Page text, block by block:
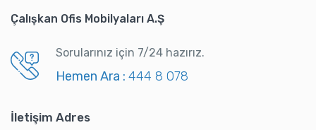
Çalışkan Ofis Mobilyaları A.Ş
Sorularınız için 7/24 hazırız.
Hemen Ara : 444 8 078
İletişim Adres